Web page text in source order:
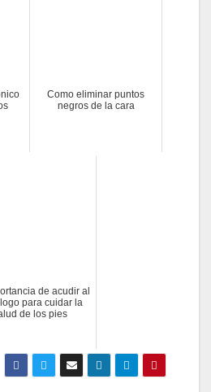
Como eliminar puntos
negros de la cara
de acudir al
para cuidar la
de los pies